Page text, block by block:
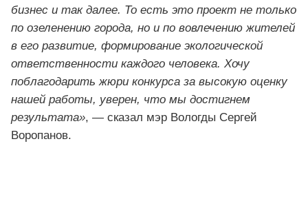
бизнес и так далее. То есть это проект не только
по озеленению города, но и по вовлечению жителей
в его развитие, формирование экологической
ответственности каждого человека. Хочу
поблагодарить жюри конкурса за высокую оценку
нашей работы, уверен, что мы достигнем
результата», — сказал мэр Вологды Сергей
Воропанов.